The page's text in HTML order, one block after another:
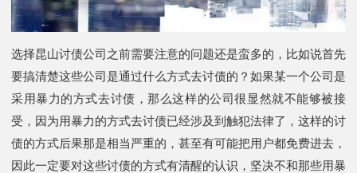
选择昆山讨债公司之前需要注意的问题还是蛮多的，比如说首先
要搞清楚这些公司是通过什么方式去讨债的？如果某一个公司是
采用暴力的方式去讨债，那么这样的公司很显然就不能够被接
受，因为用暴力的方式去讨债已经涉及到触犯法律了，这样的讨
债的方式后果那是相当严重的，甚至有可能把用户都免费进去，
因此一定要对这些讨债的方式有清醒的认识，坚决不和那些用暴